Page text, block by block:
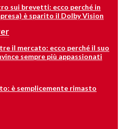
sui brevetti: ecco perché in
è sparito il Dolby Vision
il mercato: ecco perché il suo
sempre più appassionati
è semplicemente rimasto